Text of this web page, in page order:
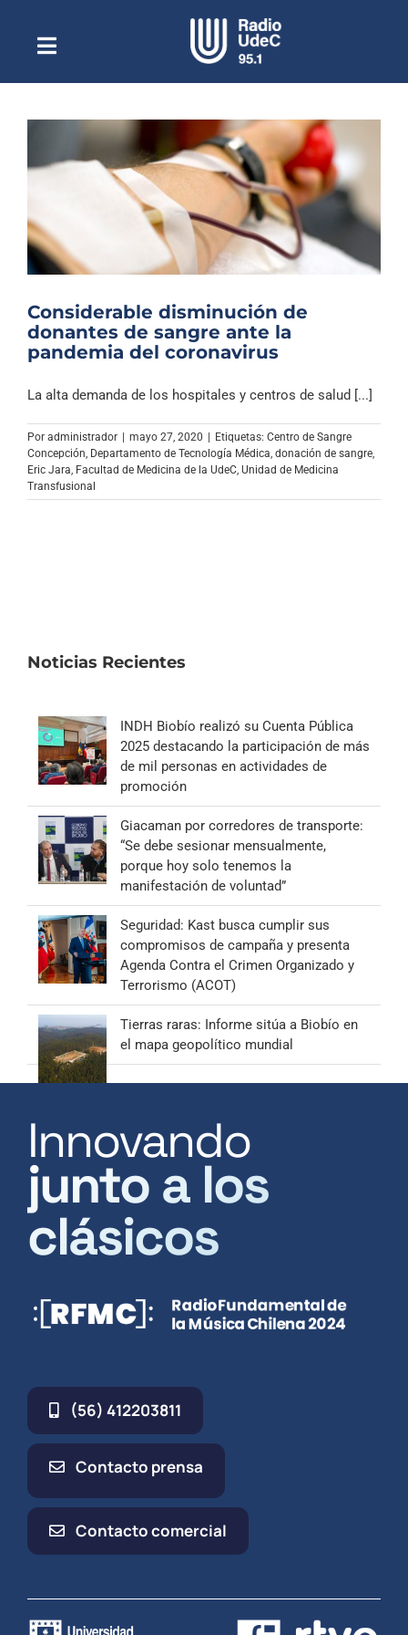
contenidoToggle
NavigationEscuchar Radio UdeC en vivo
Quiénes Somos
Programación
Podcast
Noticias
Reportajes
Columnas
Música Clásica
Especiales
Archivo Sonoro
Considerable disminución de
donantes de sangre ante la
pandemia del coronavirus
La alta demanda de los hospitales y centros de salud [...]
Por administrador mayo 27, 2020 Etiquetas: Centro de Sangre
Concepción, Departamento de Tecnología Médica, donación de sangre,
Eric Jara, Facultad de Medicina de la UdeC, Unidad de Medicina
Transfusional
Noticias Recientes
INDH Biobío realizó su Cuenta Pública
2025 destacando la participación de más
de mil personas en actividades de
promoción
Giacaman por corredores de transporte:
“Se debe sesionar mensualmente,
porque hoy solo tenemos la
manifestación de voluntad”
Seguridad: Kast busca cumplir sus
compromisos de campaña y presenta
Agenda Contra el Crimen Organizado y
Terrorismo (ACOT)
Tierras raras: Informe sitúa a Biobío en
el mapa geopolítico mundial
Innovando
junto a los
clásicos
(56) 412203811
Contacto prensa
Contacto comercial